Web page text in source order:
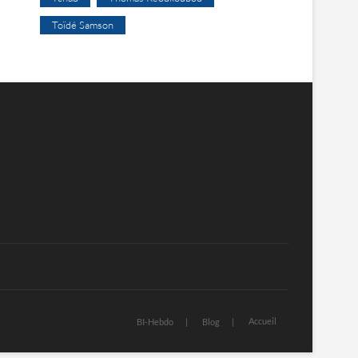
Toïdé Samson
BI-Hebdo Blog Accueil